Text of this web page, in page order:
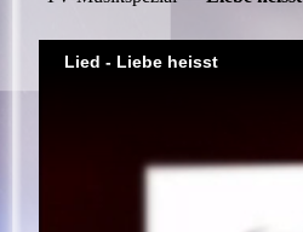
Lied - Liebe heisst